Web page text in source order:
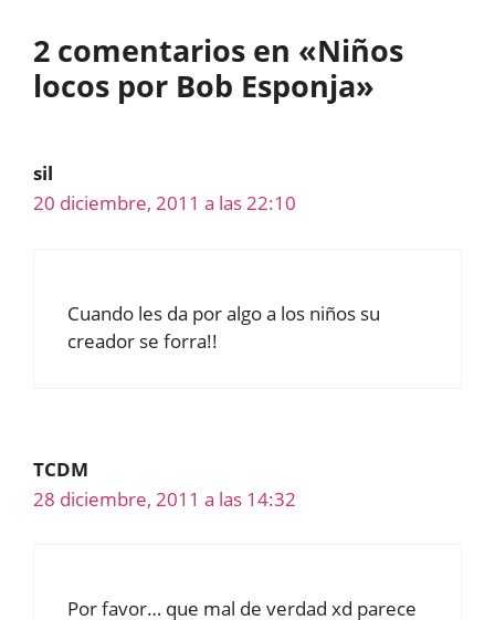
2 comentarios en «Niños
locos por Bob Esponja»
sil
20 diciembre, 2011 a las 22:10
Cuando les da por algo a los niños su
creador se forra!!
TCDM
28 diciembre, 2011 a las 14:32
Por favor… que mal de verdad xd parece